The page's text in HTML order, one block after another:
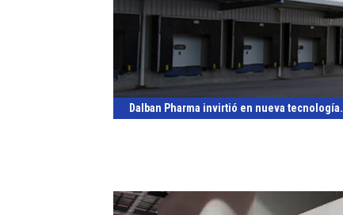
Dalban Pharma invirtió en nueva tecnología.